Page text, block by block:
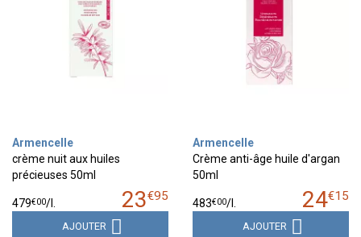
Armencelle
crème nuit aux huiles
précieuses 50ml
23€95
479€00/
AJOUTER
Armencelle
Crème anti-âge huile d'argan
50ml
24€15
483€00/
AJOUTER